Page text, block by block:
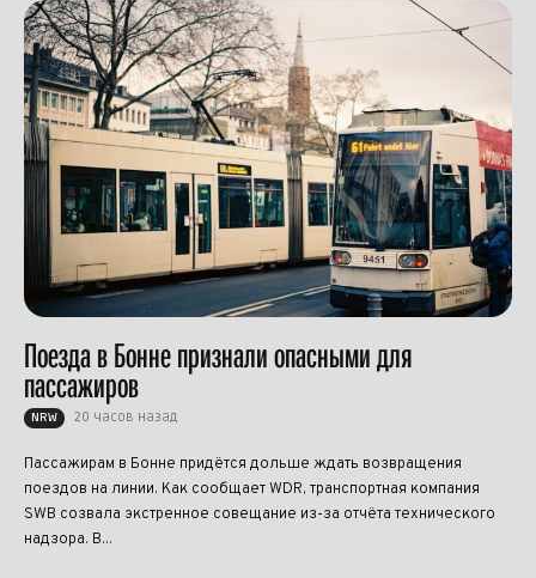
Поезда в Бонне признали опасными для
пассажиров
NRW 20 часов назад
Пассажирам в Бонне придётся дольше ждать возвращения
поездов на линии. Как сообщает WDR, транспортная компания
SWB созвала экстренное совещание из-за отчёта технического
надзора. В...